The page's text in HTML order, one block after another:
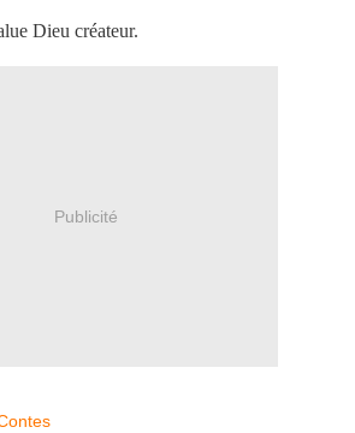
Dieu créateur.
Publicité